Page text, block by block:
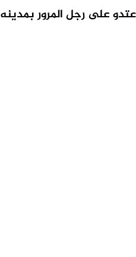
على رجل المرور بمدينه